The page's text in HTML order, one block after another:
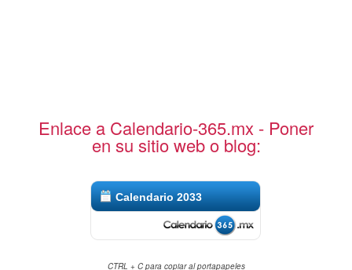
Enlace a Calendario-365.mx - Poner
en su sitio web o blog:
Calendario 2033
CTRL + C para copiar al portapapeles